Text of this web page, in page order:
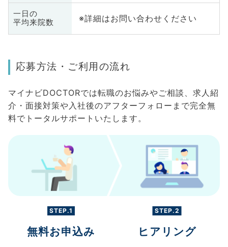
一日の
平均来院数
※詳細はお問い合わせください
応募方法・ご利用の流れ
マイナビDOCTORでは転職のお悩みやご相談、求人紹
介・面接対策や入社後のアフターフォローまで完全無
料でトータルサポートいたします。
STEP.1
無料お申込み
STEP.2
ヒアリング